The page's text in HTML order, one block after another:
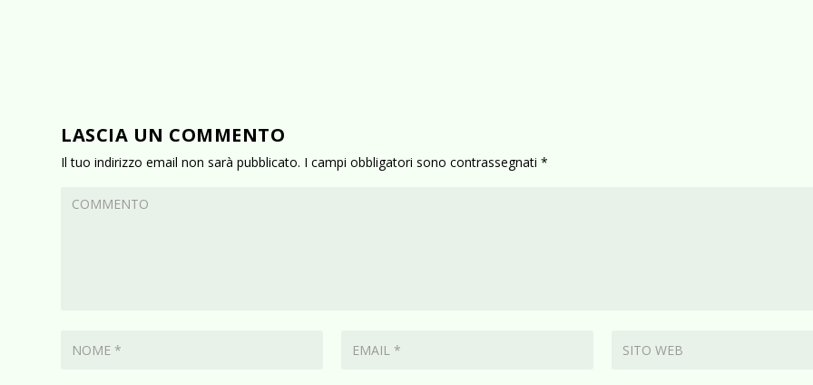
LASCIA UN COMMENTO
Il tuo indirizzo email non sarà pubblicato. I campi obbligatori sono contrassegnati*